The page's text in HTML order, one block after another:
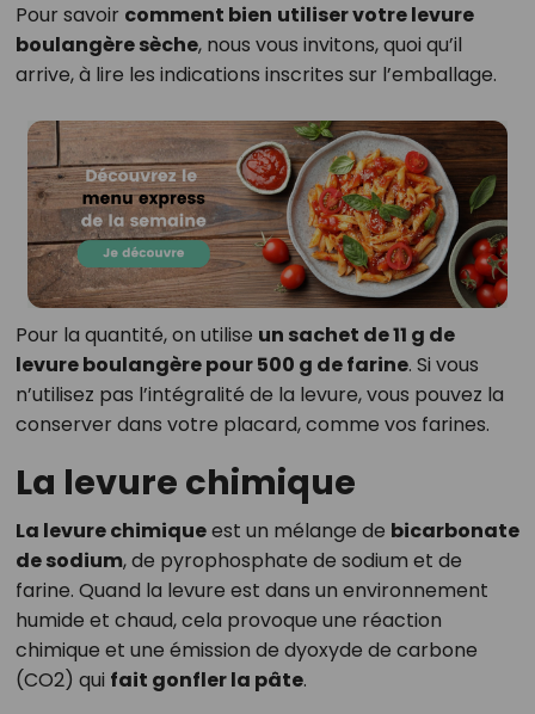
Pour savoir comment bien utiliser votre levure
boulangère sèche, nous vous invitons, quoi qu’il
arrive, à lire les indications inscrites sur l’emballage.
Pour la quantité, on utilise un sachet de 11 g de
levure boulangère pour 500 g de farine. Si vous
n’utilisez pas l’intégralité de la levure, vous pouvez la
conserver dans votre placard, comme vos farines.
La levure chimique
La levure chimiqueest un mélange de bicarbonate
de sodium, de pyrophosphate de sodium et de
farine. Quand la levure est dans un environnement
humide et chaud, cela provoque une réaction
chimique et une émission de dyoxyde de carbone
(CO2) qui fait gonfler la pâte.